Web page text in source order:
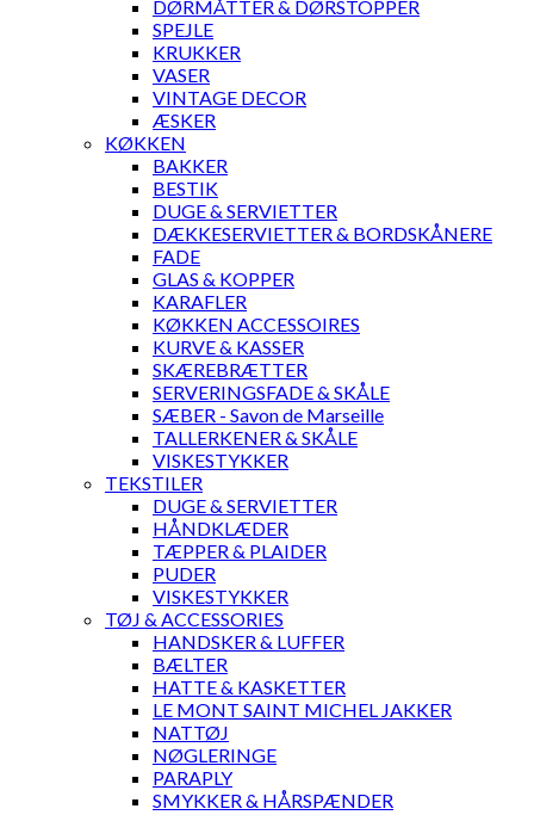
DØRMÅTTER & DØRSTOPPER
SPEJLE
KRUKKER
VASER
VINTAGE DECOR
ÆSKER
KØKKEN
BAKKER
BESTIK
DUGE & SERVIETTER
DÆKKESERVIETTER & BORDSKÅNERE
FADE
GLAS & KOPPER
KARAFLER
KØKKEN ACCESSOIRES
KURVE & KASSER
SKÆREBRÆTTER
SERVERINGSFADE & SKÅLE
SÆBER - Savon de Marseille
TALLERKENER & SKÅLE
VISKESTYKKER
TEKSTILER
DUGE & SERVIETTER
HÅNDKLÆDER
TÆPPER & PLAIDER
PUDER
VISKESTYKKER
TØJ & ACCESSORIES
HANDSKER & LUFFER
BÆLTER
HATTE & KASKETTER
LE MONT SAINT MICHEL JAKKER
NATTØJ
NØGLERINGE
PARAPLY
SMYKKER & HÅRSPÆNDER